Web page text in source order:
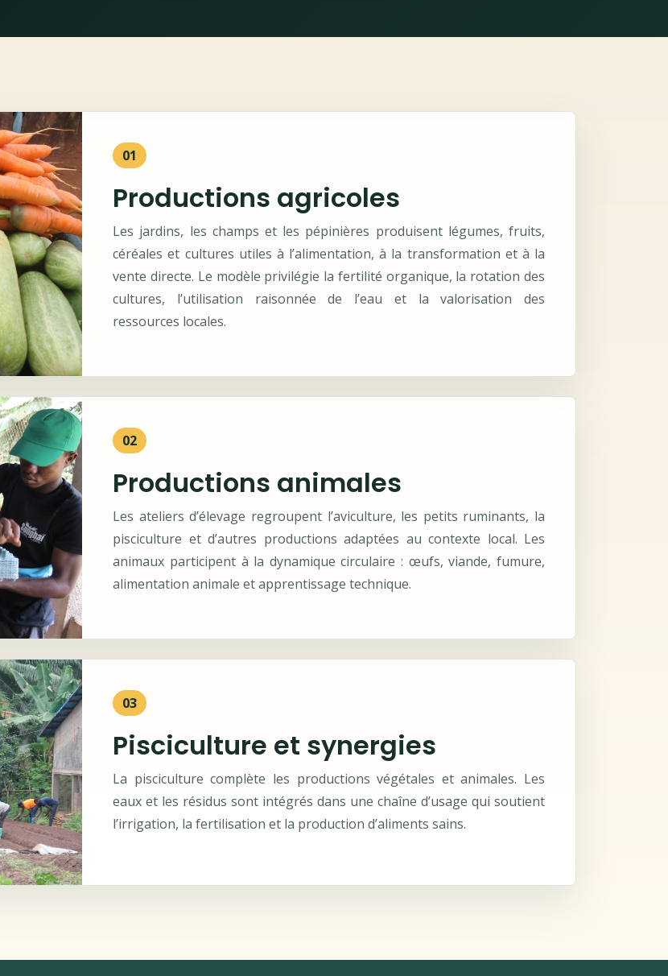
01
Productions agricoles
Les jardins, les champs et les pépinières produisent légumes, fruits,
céréales et cultures utiles à l’alimentation, à la transformation et à la
vente directe. Le modèle privilégie la fertilité organique, la rotation des
cultures, l’utilisation raisonnée de l’eau et la valorisation des
ressources locales.
02
Productions animales
Les ateliers d’élevage regroupent l’aviculture, les petits ruminants, la
pisciculture et d’autres productions adaptées au contexte local. Les
animaux participent à la dynamique circulaire : œufs, viande, fumure,
alimentation animale et apprentissage technique.
03
Pisciculture et synergies
La pisciculture complète les productions végétales et animales. Les
eaux et les résidus sont intégrés dans une chaîne d’usage qui soutient
l’irrigation, la fertilisation et la production d’aliments sains.